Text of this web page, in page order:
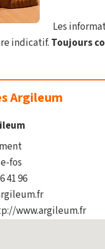
Les
indicatif. Toujours
Argileum
fos
41 96
www.argileum.fr